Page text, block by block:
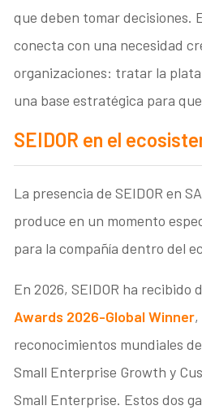
que deben tomar decisiones.
conecta con una necesidad
organizaciones: tratar la
una base estratégica para
SEIDOR en el
La presencia de SEIDOR en
produce en un momento
para la compañía dentro del
En 2026, SEIDOR ha recibido
Awards 2026-Global Winner
reconocimientos mundiales
Small Enterprise Growth y
Small Enterprise. Estos dos